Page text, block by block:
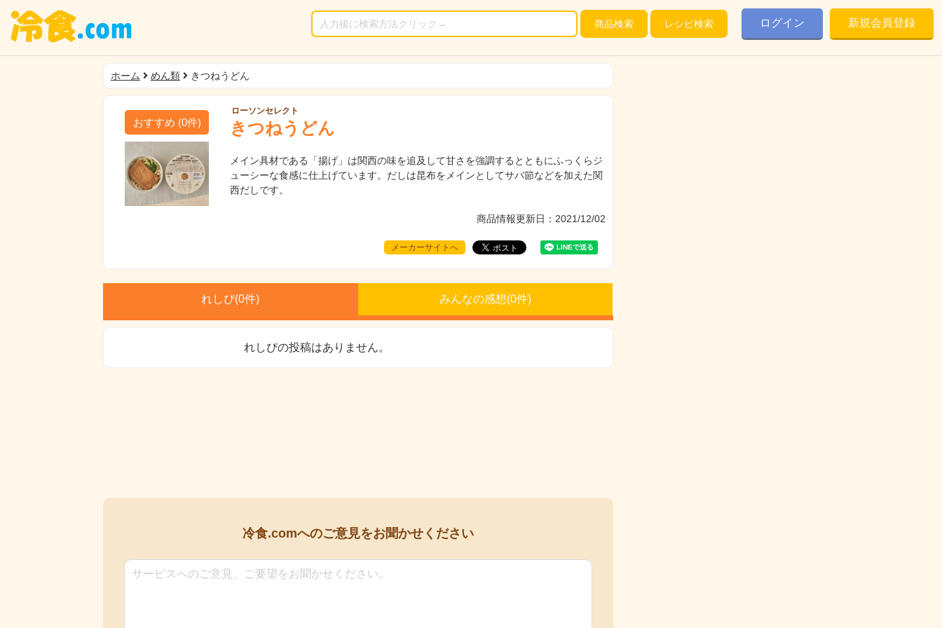
商品検索 レシピ検索 ログイン 新規会員登録
ホーム めん類 きつねうどん
おすすめ (0件)
ローソンセレクト
きつねうどん
メイン具材である「揚げ」は関西の味を追及して甘さを強調するとともにふっくらジ
ューシーな食感に仕上げています。だしは昆布をメインとしてサバ節などを加えた関
西だしです。
商品情報更新日：2021/12/02
メーカーサイトへ
れしぴ(0件) みんなの感想(0件)
れしぴの投稿はありません。
冷食.comへのご意見をお聞かせください